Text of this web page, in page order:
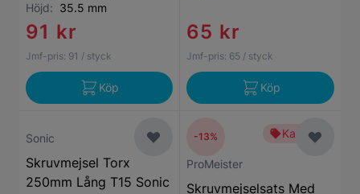
Höjd: 35.5 mm
91 kr
Jmf-pris: 91 / styck
Köp
65 kr
Jmf-pris: 65 / styck
Köp
Sonic
Skruvmejsel Torx
250mm Lång T15 Sonic
Kampanj
ProMeister
Skruvmejselsats Med
-13%